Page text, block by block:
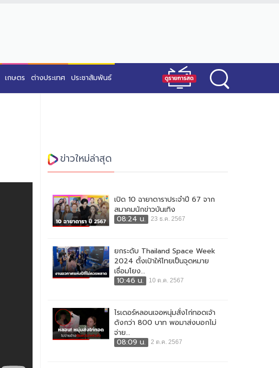
เกษตร ต่างประเทศ ประชาสัมพันธ์
ข่าวใหม่ล่าสุด
เปิด 10 ฉายาดาราประจำปี 67 จาก
สมาคมนักข่าวบันเทิง
08:24 น.
23 ธ.ค. 2567
ยกระดับ Thailand Space Week
2024 ตั้งเป้าให้ไทยเป็นจุดหมาย
เชื่อมโยง...
10:46 น.
10 ต.ค. 2567
ไรเดอร์หลอนเจอหนุ่มสั่งไก่ทอดเจ้า
ดังกว่า 800 บาท พอมาส่งบอกไม่
จ่าย...
08:09 น.
2 ต.ค. 2567